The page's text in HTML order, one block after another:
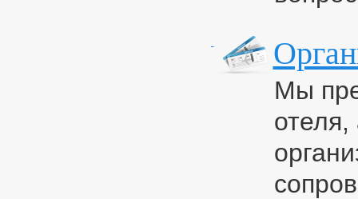
Мы